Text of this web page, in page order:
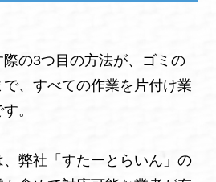
の3つ目の方法が、ゴミの
、すべての作業を片付け業
。
弊社「すたーとらいん」の